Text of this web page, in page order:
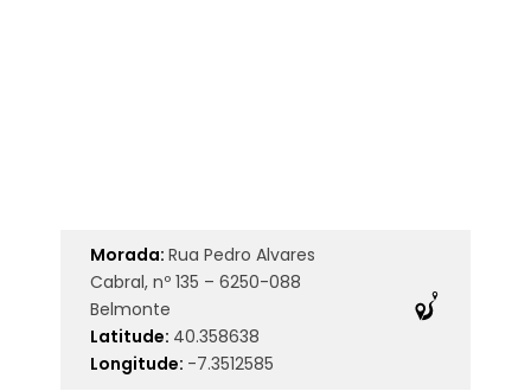
Morada: Rua Pedro Alvares
Cabral, nº 135 – 6250-088
Belmonte
Latitude: 40.358638
Longitude: -7.3512585